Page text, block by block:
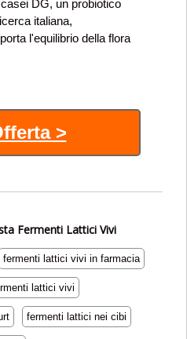
DG, un probiotico
italiana,
l'equilibrio della flora
>
Fermenti Lattici Vivi
fermenti lattici vivi in farmacia
lattici vivi
fermenti lattici nei cibi